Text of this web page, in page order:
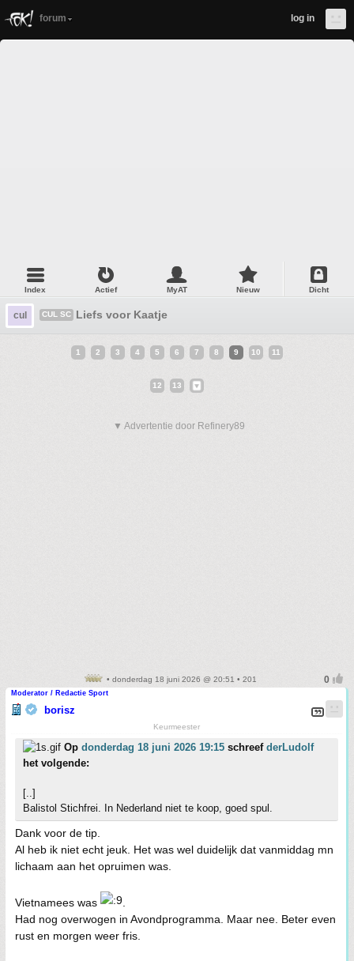
forum log in
Index Actief MyAT Nieuw Dicht
cul CUL SC Liefs voor Kaatje
1 2 3 4 5 6 7 8 9 10 11
12 13
▼ Advertentie door Refinery89
• donderdag 18 juni 2026 @ 20:51 • 201
Moderator / Redactie Sport
borisz
Keurmeester
Op donderdag 18 juni 2026 19:15 schreef derLudolf
het volgende:
[..]
Balistol Stichfrei. In Nederland niet te koop, goed spul.
Dank voor de tip.
Al heb ik niet echt jeuk. Het was wel duidelijk dat vanmiddag mn
lichaam aan het opruimen was.
Vietnamees was
Had nog overwogen in Avondprogramma. Maar nee. Beter even
rust en morgen weer fris.